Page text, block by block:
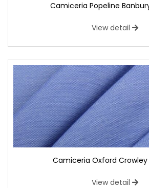
Camiceria Popeline
View detail
Camiceria Oxford Crowley
View detail